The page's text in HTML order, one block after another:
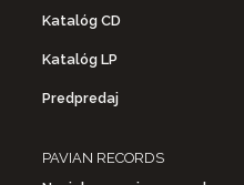
Katalóg CD
Katalóg LP
Predpredaj
PAVIAN RECORDS